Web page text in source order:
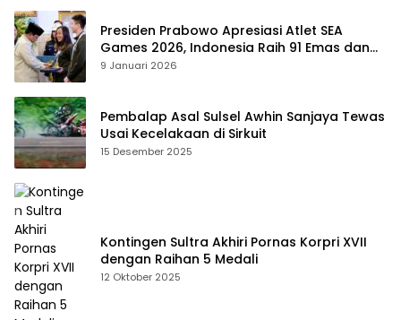
Presiden Prabowo Apresiasi Atlet SEA
Games 2026, Indonesia Raih 91 Emas dan
Kembali ke Dua Besar
9 Januari 2026
Pembalap Asal Sulsel Awhin Sanjaya Tewas
Usai Kecelakaan di Sirkuit
15 Desember 2025
Kontingen Sultra Akhiri Pornas Korpri XVII
dengan Raihan 5 Medali
12 Oktober 2025